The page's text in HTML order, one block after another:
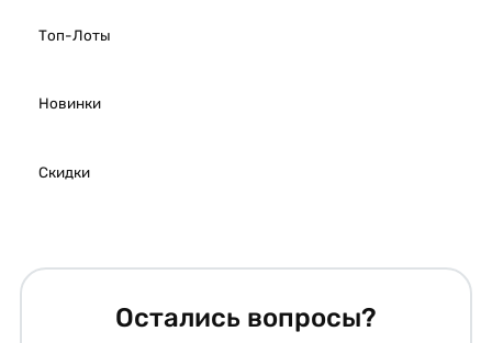
Топ-Лоты
Новинки
Скидки
Остались вопросы?